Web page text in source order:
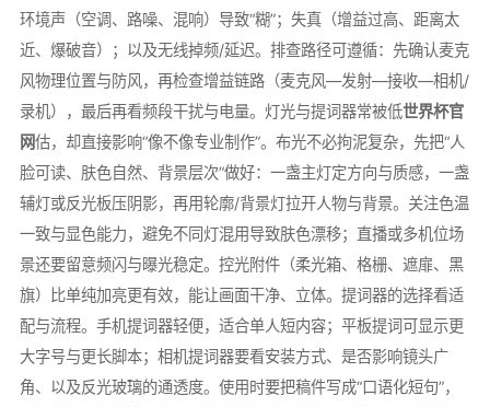
环境声（空调、路噪、混响）导致“糊”；失真（增益过高、距离太
近、爆破音）；以及无线掉频/延迟。排查路径可遵循：先确认麦克
风物理位置与防风，再检查增益链路（麦克风—发射—接收—相机/
录机），最后再看频段干扰与电量。灯光与提词器常被低世界杯官
网估，却直接影响“像不像专业制作”。布光不必拘泥复杂，先把“人
脸可读、肤色自然、背景层次”做好：一盏主灯定方向与质感，一盏
辅灯或反光板压阴影，再用轮廓/背景灯拉开人物与背景。关注色温
一致与显色能力，避免不同灯混用导致肤色漂移；直播或多机位场
景还要留意频闪与曝光稳定。控光附件（柔光箱、格栅、遮扉、黑
旗）比单纯加亮更有效，能让画面干净、立体。提词器的选择看适
配与流程。手机提词器轻便，适合单人短内容；平板提词可显示更
大字号与更长脚本；相机提词器要看安装方式、是否影响镜头广
角、以及反光玻璃的通透度。使用时要把稿件写成“口语化短句”，